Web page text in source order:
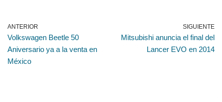
ANTERIOR
Volkswagen Beetle 50
Aniversario ya a la venta en
México
SIGUIENTE
Mitsubishi anuncia el final del
Lancer EVO en 2014